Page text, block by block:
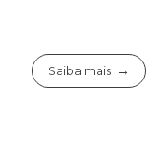
Saiba mais